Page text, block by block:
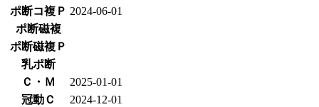
ポ断コ複Ｐ 2024-06-01
ポ断磁複
ポ断磁複Ｐ
乳ポ断
Ｃ・Ｍ
2025-01-01
冠動Ｃ
2024-12-01